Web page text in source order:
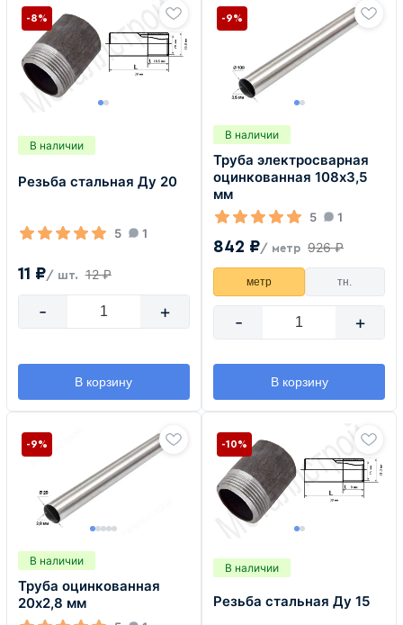
В наличии
Резьба стальная Ду 20
5 1
11 ₽/ шт. 12 ₽
-8%
- +
В корзину
В наличии
Труба электросварная
оцинкованная 108х3,5
мм
5 1
842 ₽/ метр 926 ₽
-9%
метр тн.
- +
В корзину
В наличии
Труба оцинкованная
20х2,8 мм
-9%
В наличии
Резьба стальная Ду 15
-10%